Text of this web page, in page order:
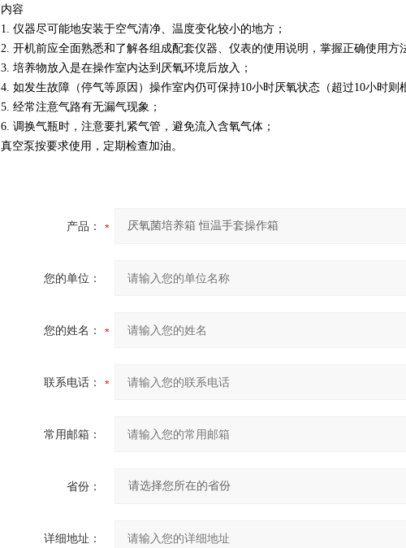
内容
1. 仪器尽可能地安装于空气清净、温度变化较小的地方；
2. 开机前应全面熟悉和了解各组成配套仪器、仪表的使用说明，掌握正确使用方
3. 培养物放入是在操作室内达到厌氧环境后放入；
4. 如发生故障（停气等原因）操作室内仍可保持10小时厌氧状态（超过10小时
5. 经常注意气路有无漏气现象；
6. 调换气瓶时，注意要扎紧气管，避免流入含氧气体；
真空泵按要求使用，定期检查加油。
产品：
您的单位：
您的姓名：
联系电话：
常用邮箱：
省份：
详细地址：